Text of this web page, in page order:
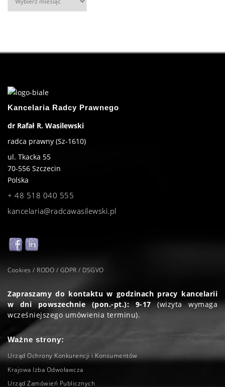
Kancelaria Radcy Prawnego
dr Rafał R. Wasilewski
radca prawny (Sz-1610)
ul. Tkacka 55
70-556 Szczecin
Polska
+ 48 518 040 555
kancelaria@radcawasilewski.pl
Cookies / RODO / GDPR / DSGVO
Zapraszamy do kontaktu w godzinach pracy kancelarii
w dni powszechnie (pon.-pt.): 9-17(wizyta wymaga
wcześniejszego umówienia terminu).
Ważne strony:
Urząd Ochrony Konkurencji i Konsumentów
Krajowa Izba Odwoławcza
Urząd Zamówień Publicznych